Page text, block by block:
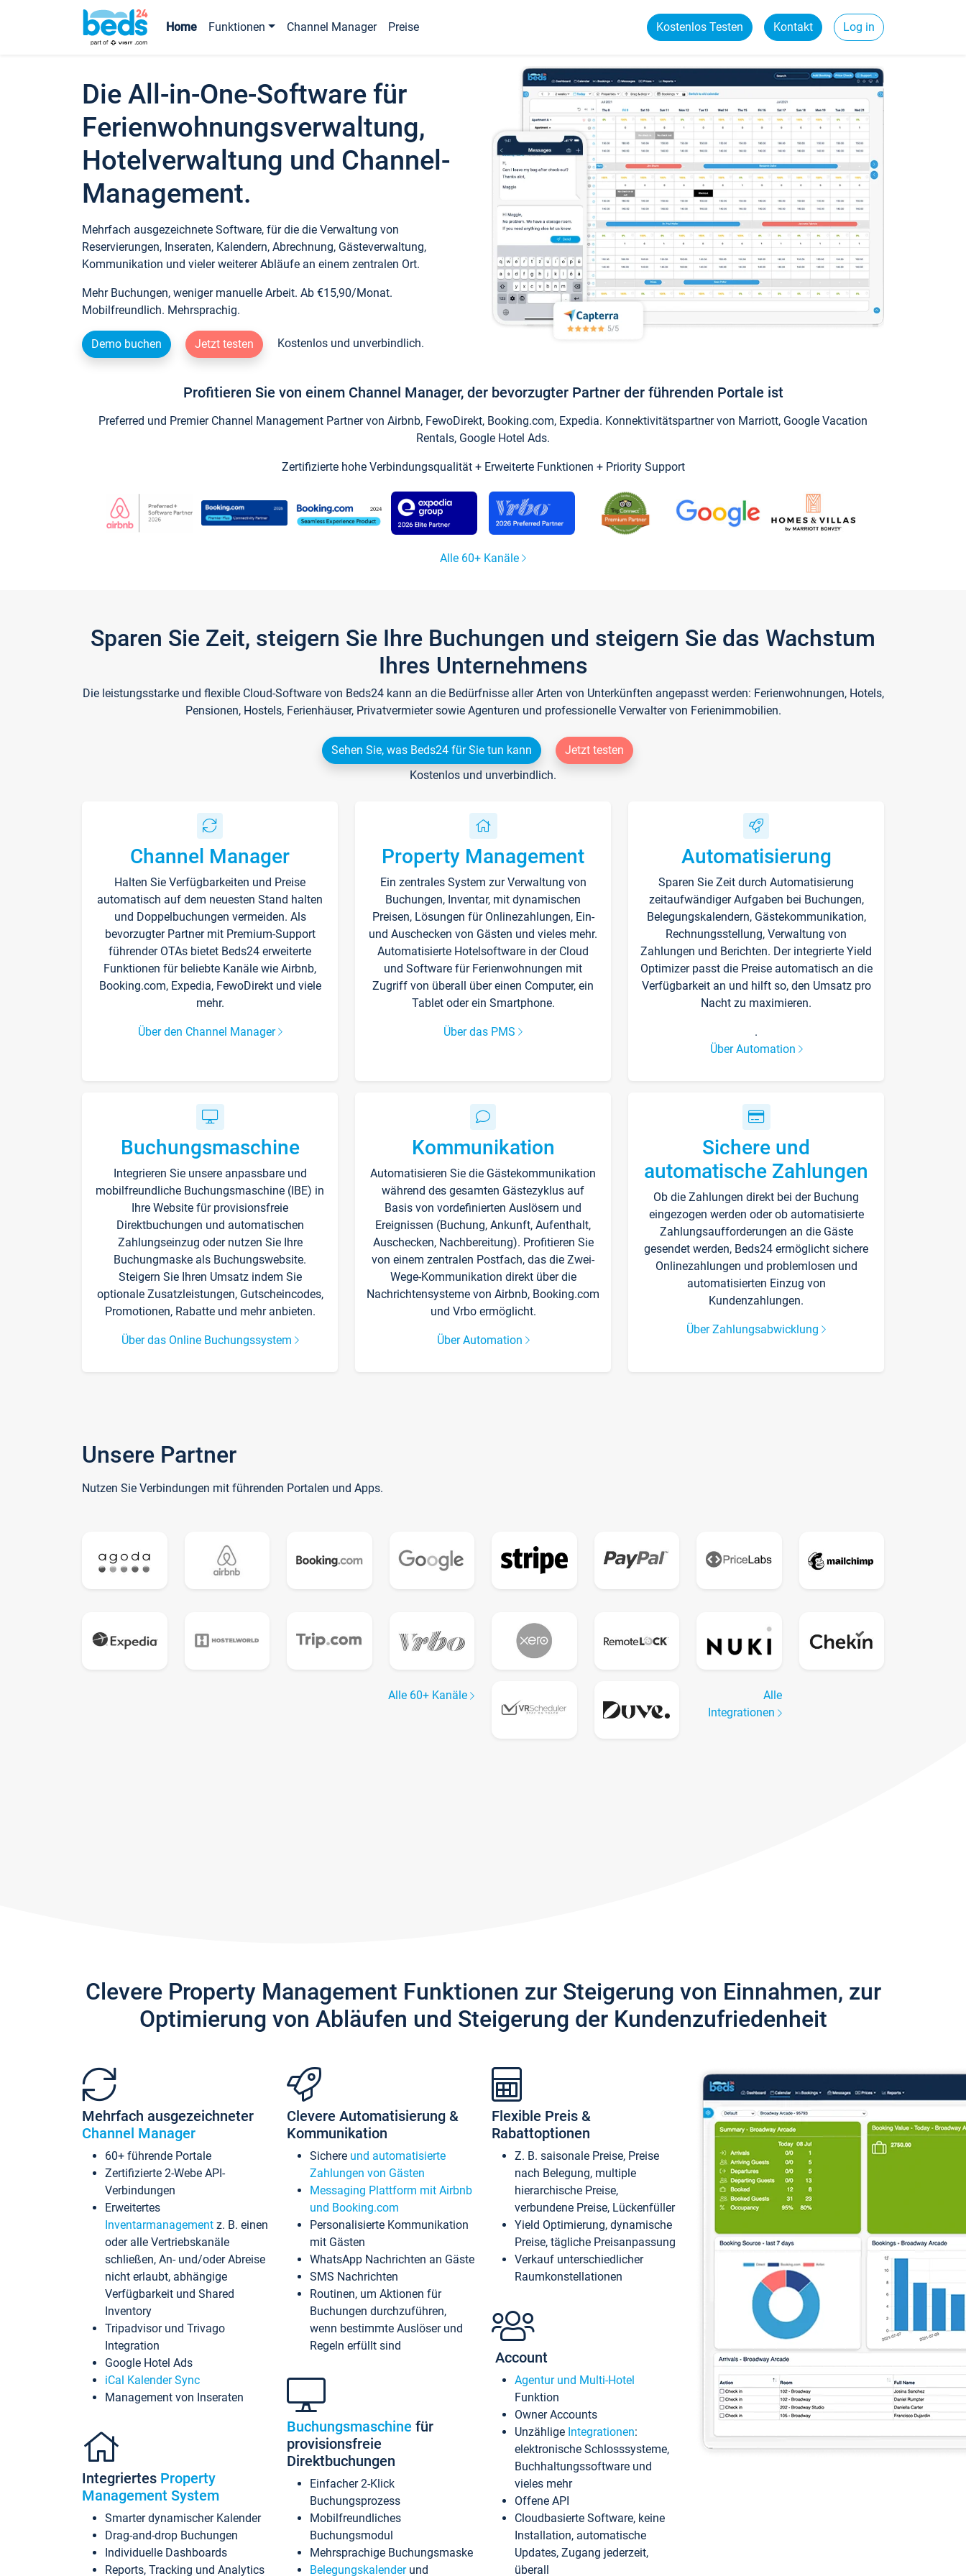
Home Funktionen Channel Manager Preise Kostenlos Testen Kontakt Log in
Die All-in-One-Software für
Ferienwohnungsverwaltung,
Hotelverwaltung und Channel-
Management.
Mehrfach ausgezeichnete Software, für die die Verwaltung von
Reservierungen, Inseraten, Kalendern, Abrechnung, Gästeverwaltung,
Kommunikation und vieler weiterer Abläufe an einem zentralen Ort.
Mehr Buchungen, weniger manuelle Arbeit. Ab €15,90/Monat.
Mobilfreundlich. Mehrsprachig.
Demo buchen Jetzt testen Kostenlos und unverbindlich.
Profitieren Sie von einem Channel Manager, der bevorzugter Partner der führenden Portale ist
Preferred und Premier Channel Management Partner von Airbnb, FewoDirekt, Booking.com, Expedia. Konnektivitätspartner von Marriott, Google Vacation
Rentals, Google Hotel Ads.
Zertifizierte hohe Verbindungsqualität + Erweiterte Funktionen + Priority Support
Alle 60+ Kanäle
Sparen Sie Zeit, steigern Sie Ihre Buchungen und steigern Sie das Wachstum
Ihres Unternehmens
Die leistungsstarke und flexible Cloud-Software von Beds24 kann an die Bedürfnisse aller Arten von Unterkünften angepasst werden: Ferienwohnungen, Hotels,
Pensionen, Hostels, Ferienhäuser, Privatvermieter sowie Agenturen und professionelle Verwalter von Ferienimmobilien.
Sehen Sie, was Beds24 für Sie tun kann
Jetzt testen
Kostenlos und unverbindlich.
Channel Manager
Halten Sie Verfügbarkeiten und Preise
automatisch auf dem neuesten Stand halten
und Doppelbuchungen vermeiden. Als
bevorzugter Partner mit Premium-Support
führender OTAs bietet Beds24 erweiterte
Funktionen für beliebte Kanäle wie Airbnb,
Booking.com, Expedia, FewoDirekt und viele
mehr.
Über den Channel Manager
Property Management
Ein zentrales System zur Verwaltung von
Buchungen, Inventar, mit dynamischen
Preisen, Lösungen für Onlinezahlungen, Ein-
und Auschecken von Gästen und vieles mehr.
Automatisierte Hotelsoftware in der Cloud
und Software für Ferienwohnungen mit
Zugriff von überall über einen Computer, ein
Tablet oder ein Smartphone.
Über das PMS
Automatisierung
Sparen Sie Zeit durch Automatisierung
zeitaufwändiger Aufgaben bei Buchungen,
Belegungskalendern, Gästekommunikation,
Rechnungsstellung, Verwaltung von
Zahlungen und Berichten. Der integrierte Yield
Optimizer passt die Preise automatisch an die
Verfügbarkeit an und hilft so, den Umsatz pro
Nacht zu maximieren.
.
Über Automation
Buchungsmaschine
Integrieren Sie unsere anpassbare und
mobilfreundliche Buchungsmaschine (IBE) in
Ihre Website für provisionsfreie
Direktbuchungen und automatischen
Zahlungseinzug oder nutzen Sie Ihre
Buchungmaske als Buchungswebsite.
Steigern Sie Ihren Umsatz indem Sie
optionale Zusatzleistungen, Gutscheincodes,
Promotionen, Rabatte und mehr anbieten.
Über das Online Buchungssystem
Kommunikation
Automatisieren Sie die Gästekommunikation
während des gesamten Gästezyklus auf
Basis von vordefinierten Auslösern und
Ereignissen (Buchung, Ankunft, Aufenthalt,
Auschecken, Nachbereitung). Profitieren Sie
von einem zentralen Postfach, das die Zwei-
Wege-Kommunikation direkt über die
Nachrichtensysteme von Airbnb, Booking.com
und Vrbo ermöglicht.
Über Automation
Sichere und
automatische Zahlungen
Ob die Zahlungen direkt bei der Buchung
eingezogen werden oder ob automatisierte
Zahlungsaufforderungen an die Gäste
gesendet werden, Beds24 ermöglicht sichere
Onlinezahlungen und problemlosen und
automatisierten Einzug von
Kundenzahlungen.
Über Zahlungsabwicklung
Unsere Partner
Nutzen Sie Verbindungen mit führenden Portalen und Apps.
Alle 60+ Kanäle
Alle
Integrationen
Clevere Property Management Funktionen zur Steigerung von Einnahmen, zur
Optimierung von Abläufen und Steigerung der Kundenzufriedenheit
Mehrfach ausgezeichneter
Channel Manager
60+ führende Portale
Zertifizierte 2-Webe API-
Verbindungen
Erweitertes
Inventarmanagement z. B. einen
oder alle Vertriebskanäle
schließen, An- und/oder Abreise
nicht erlaubt, abhängige
Verfügbarkeit und Shared
Inventory
Tripadvisor und Trivago
Integration
Google Hotel Ads
iCal Kalender Sync
Management von Inseraten
Integriertes Property
Management System
Smarter dynamischer Kalender
Drag-and-drop Buchungen
Individuelle Dashboards
Reports, Tracking und Analytics
Clevere Automatisierung &
Kommunikation
Sichere und automatisierte
Zahlungen von Gästen
Messaging Plattform mit Airbnb
und Booking.com
Personalisierte Kommunikation
mit Gästen
WhatsApp Nachrichten an Gäste
SMS Nachrichten
Routinen, um Aktionen für
Buchungen durchzuführen,
wenn bestimmte Auslöser und
Regeln erfüllt sind
Buchungsmaschine für
provisionsfreie
Direktbuchungen
Einfacher 2-Klick
Buchungsprozess
Mobilfreundliches
Buchungsmodul
Mehrsprachige Buchungsmaske
Belegungskalenderund
Flexible Preis &
Rabattoptionen
Z. B. saisonale Preise, Preise
nach Belegung, multiple
hierarchische Preise,
verbundene Preise, Lückenfüller
Yield Optimierung, dynamische
Preise, tägliche Preisanpassung
Verkauf unterschiedlicher
Raumkonstellationen
Account
Agentur und Multi-Hotel
Funktion
Owner Accounts
Unzählige Integrationen:
elektronische Schlosssysteme,
Buchhaltungssoftware und
vieles mehr
Offene API
Cloudbasierte Software, keine
Installation, automatische
Updates, Zugang jederzeit,
überall